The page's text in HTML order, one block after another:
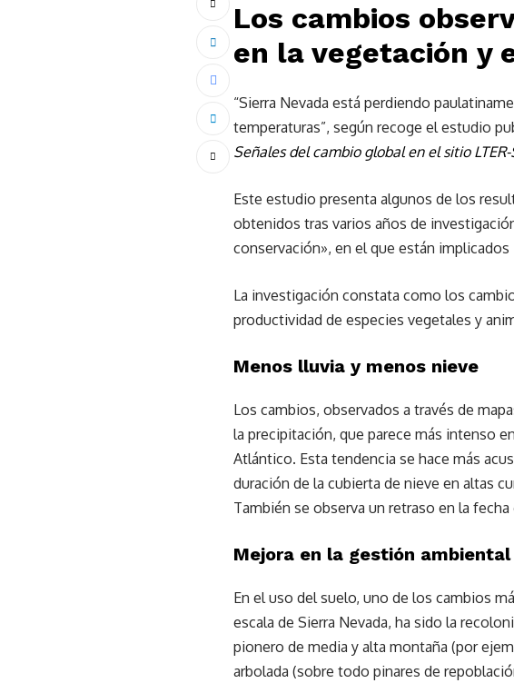
Los cambios
en la vegetación y
“Sierra Nevada está perdiendo
temperaturas”, según recoge el estudio
Señales del cambio global en el sitio
Este estudio presenta algunos de los
obtenidos tras varios años de
conservación», en el que están
La investigación constata como los
productividad de especies vegetales y
Menos lluvia y menos nieve
Los cambios, observados a través de
la precipitación, que parece más intenso
Atlántico. Esta tendencia se hace más
duración de la cubierta de nieve en altas
También se observa un retraso en la
Mejora en la gestión ambiental
En el uso del suelo, uno de los cambios
escala de Sierra Nevada, ha sido la
pionero de media y alta montaña (por
arbolada (sobre todo pinares de